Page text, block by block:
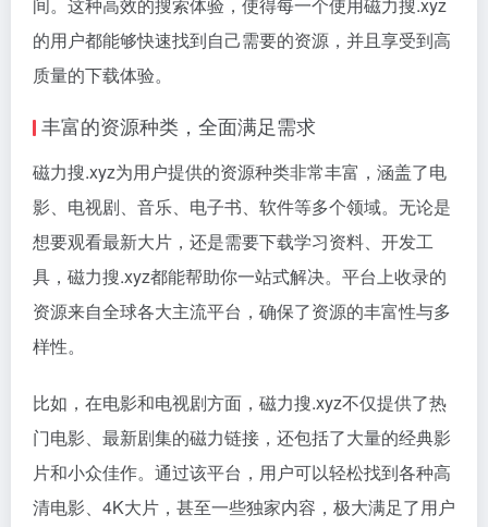
的用户都能够快速找到自己需要的资源，并且享受到高
质量的下载体验。
丰富的资源种类，全面满足需求
磁力搜.xyz为用户提供的资源种类非常丰富，涵盖了电
影、电视剧、音乐、电子书、软件等多个领域。无论是
想要观看最新大片，还是需要下载学习资料、开发工
具，磁力搜.xyz都能帮助你一站式解决。平台上收录的
资源来自全球各大主流平台，确保了资源的丰富性与多
样性。
比如，在电影和电视剧方面，磁力搜.xyz不仅提供了热
门电影、最新剧集的磁力链接 ，还包括了大量的经典影
片和小众佳作。通过该平台，用户可以轻松找到各种高
清电影、4K大片，甚至一些独家内容，极大满足了用户